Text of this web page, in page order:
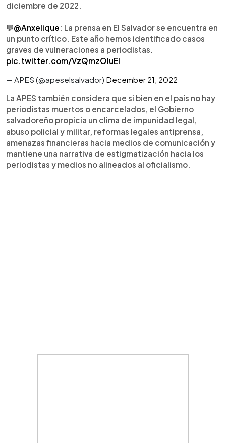
diciembre de 2022.
💬@Anxelique: La prensa en El Salvador se encuentra en
un punto crítico. Este año hemos identificado casos
graves de vulneraciones a periodistas.
pic.twitter.com/VzQmzOIuEI
— APES (@apeselsalvador) December 21, 2022
La APES también considera que si bien en el país no hay
periodistas muertos o encarcelados, el Gobierno
salvadoreño propicia un clima de impunidad legal,
abuso policial y militar, reformas legales antiprensa,
amenazas financieras hacia medios de comunicación y
mantiene una narrativa de estigmatización hacia los
periodistas y medios no alineados al oficialismo.